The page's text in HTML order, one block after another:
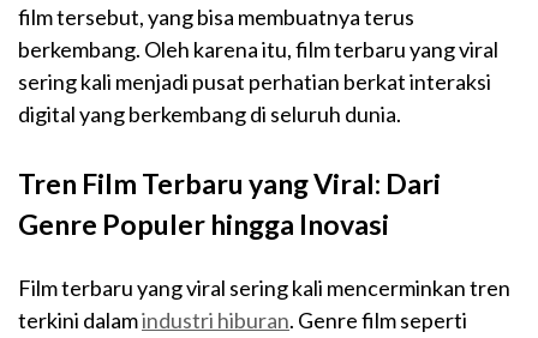
film tersebut, yang bisa membuatnya terus
berkembang. Oleh karena itu, film terbaru yang viral
sering kali menjadi pusat perhatian berkat interaksi
digital yang berkembang di seluruh dunia.
Tren Film Terbaru yang Viral: Dari
Genre Populer hingga Inovasi
Film terbaru yang viral sering kali mencerminkan tren
terkini dalamindustri hiburan. Genre film seperti